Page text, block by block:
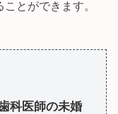
とができます。
科医師の未婚